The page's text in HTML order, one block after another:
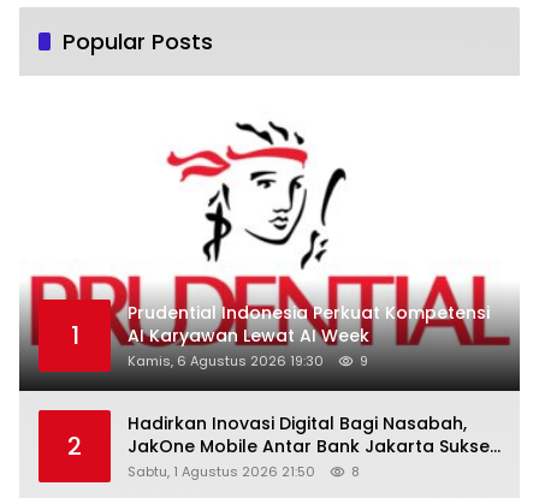
Popular Posts
1
Prudential Indonesia Perkuat Kompetensi
AI Karyawan Lewat AI Week
Kamis, 6 Agustus 2026 19:30 9
2
Hadirkan Inovasi Digital Bagi Nasabah,
JakOne Mobile Antar Bank Jakarta Sukses
Raih Digital Excellence Awards 2026
Sabtu, 1 Agustus 2026 21:50 8